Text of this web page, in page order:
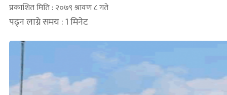
प्रकाशित मिति : २०७९ श्रावण ८ गते
पढ्न लाग्ने समय : 1 मिनेट